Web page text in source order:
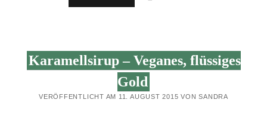
FÜLLUNG
Karamellsirup – Veganes, flüssiges
Gold
VERÖFFENTLICHT AM 11. AUGUST 2015 VON SANDRA